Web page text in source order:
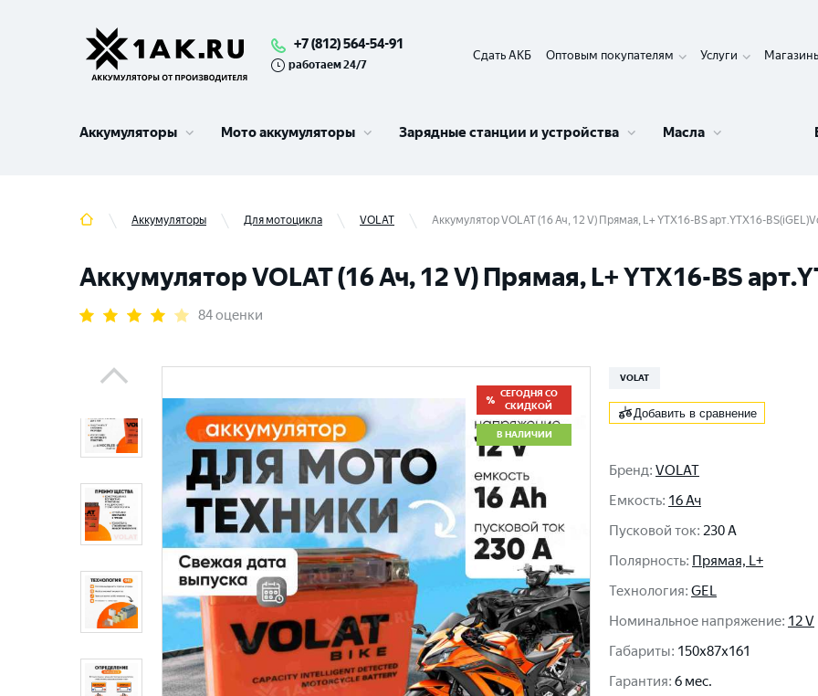
+7 (812) 564-54-91
работаем 24/7
Сдать АКБ Оптовым покупателям Услуги
Аккумуляторы Мото аккумуляторы Зарядные станции и устройства Масла
Аккумуляторы Для мотоцикла VOLAT Аккумулятор VOLAT (16 Ач, 12 V) Прямая, L+ YTX16-BS арт.YTX16-
Аккумулятор VOLAT (16 Ач, 12 V) Прямая, L+ YTX16-BS
84 оценки
СЕГОДНЯ СО
СКИДКОЙ
В НАЛИЧИИ
VOLAT
Добавить в сравнение
Бренд: VOLAT
Емкость: 16 Ач
Пусковой ток: 230 A
Полярность: Прямая, L+
Технология: GEL
Номинальное напряжение: 12 V
Габариты: 150x87x161
Гарантия: 6 мес.